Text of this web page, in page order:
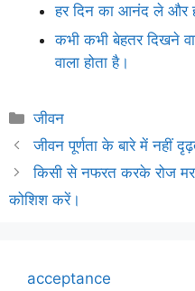
हर दिन का आनंद ले और
कभी कभी बेहतर दिखने
वाला होता है।
Categories
जीवन
जीवन पूर्णता के बारे में नहीं
किसी से नफरत करके रोज
कोशिश करें।
acceptance